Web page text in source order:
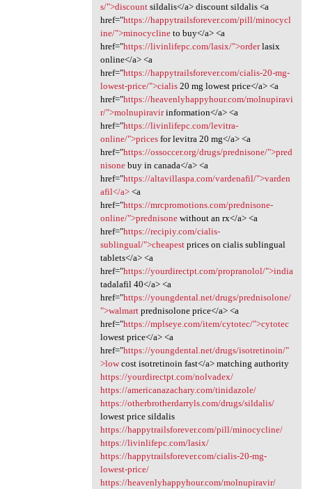
s/">discountsildalis</a> discount sildalis <a
href="https://happytrailsforever.com/pill/minocycl
ine/">minocyclineto buy</a> <a
href="https://livinlifepc.com/lasix/">orderlasix
online</a> <a
href="https://happytrailsforever.com/cialis-20-mg-
lowest-price/">cialis20 mg lowest price</a> <a
href="https://heavenlyhappyhour.com/molnupiravi
r/">molnupiravirinformation</a> <a
href="https://livinlifepc.com/levitra-
online/">pricesfor levitra 20 mg</a> <a
href="https://ossoccer.org/drugs/prednisone/">pred
nisonebuy in canada</a> <a
href="https://altavillaspa.com/vardenafil/">varden
afil</a><a
href="https://mrcpromotions.com/prednisone-
online/">prednisonewithout an rx</a> <a
href="https://recipiy.com/cialis-
sublingual/">cheapestprices on cialis sublingual
tablets</a> <a
href="https://yourdirectpt.com/propranolol/">india
tadalafil 40</a> <a
href="https://youngdental.net/drugs/prednisolone/
">walmartprednisolone price</a> <a
href="https://mplseye.com/item/cytotec/">cytotec
lowest price</a> <a
href="https://youngdental.net/drugs/isotretinoin/"
>lowcost isotretinoin fast</a> matching authority
https://yourdirectpt.com/nolvadex/
https://americanazachary.com/tinidazole/
https://otherbrotherdarryls.com/drugs/sildalis/
lowest price sildalis
https://happytrailsforever.com/pill/minocycline/
https://livinlifepc.com/lasix/
https://happytrailsforever.com/cialis-20-mg-
lowest-price/
https://heavenlyhappyhour.com/molnupiravir/